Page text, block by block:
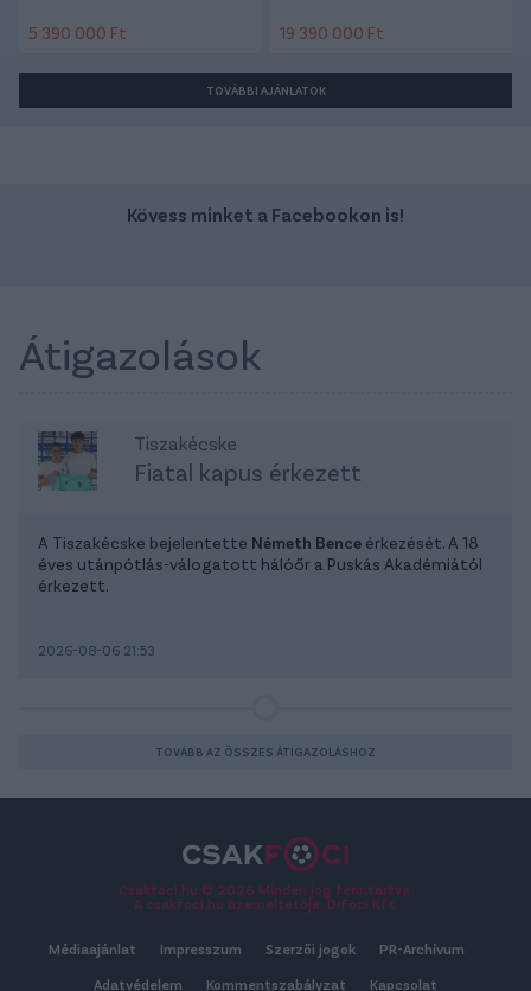
5 390 000 Ft 19 390 000 Ft
TOVÁBBI AJÁNLATOK
Kövess minket a Facebookon is!
Átigazolások
Tiszakécske
Fiatal kapus érkezett
A Tiszakécske bejelentette Németh Bence érkezését. A 18
éves utánpótlás-válogatott hálóőr a Puskás Akadémiától
érkezett.
2026-08-06 21:53
TOVÁBB AZ ÖSSZES ÁTIGAZOLÁSHOZ
Csakfoci.hu © 2026 Minden jog fenntartva.
A csakfoci.hu üzemeltetője: DrFoci Kft.
Médiaajánlat Impresszum Szerzői jogok PR-Archívum
Adatvédelem Kommentszabályzat Kapcsolat